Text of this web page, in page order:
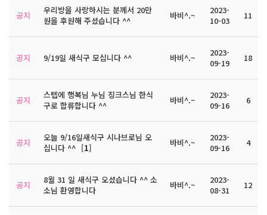
공지
우리방을 사랑하시는 분께서 20만
원을 후원해 주셨습니다 ^^
바비^.~
2023-
10-03
11
공지 9/19일 새식구 모십니다 ^^ 바비^.~
2023-
09-19
18
공지
스텝에 행복님 누님 징크스님 한식
구로 합류합니다 ^^
바비^.~
2023-
09-16
6
공지
오늘 9/16일새식구 시나브로님 오
십니다 ^^ [1] 바비^.~
2023-
09-16
4
공지
8월 31 일 새식구 오셨습니다 ^^ 소
소님 환영합니다
바비^.~
2023-
08-31
12